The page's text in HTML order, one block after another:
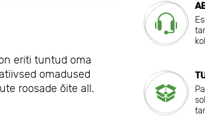
eriti tuntud oma
omadused
roosade õite all.